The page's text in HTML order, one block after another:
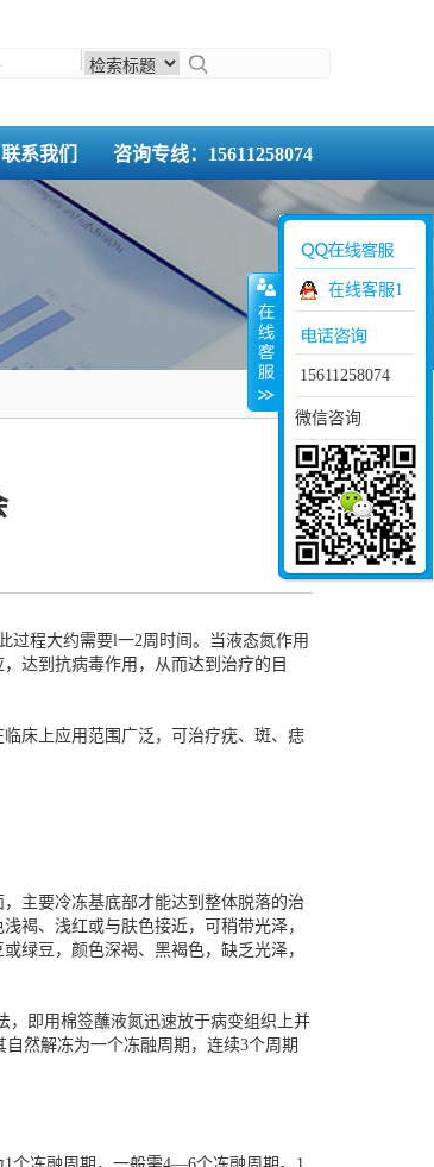
联系我们 咨询专线：15611258074
过程大约需要l一2周时间。当液态氮作用
达到抗病毒作用，从而达到治疗的目
床上应用范围广泛，可治疗疣、斑、痣
主要冷冻基底部才能达到整体脱落的治
褐、浅红或与肤色接近，可稍带光泽，
绿豆，颜色深褐、黑褐色，缺乏光泽，
，即用棉签蘸液氮迅速放于病变组织上并
然解冻为一个冻融周期，连续3个周期
在线客服1
15611258074
微信咨询